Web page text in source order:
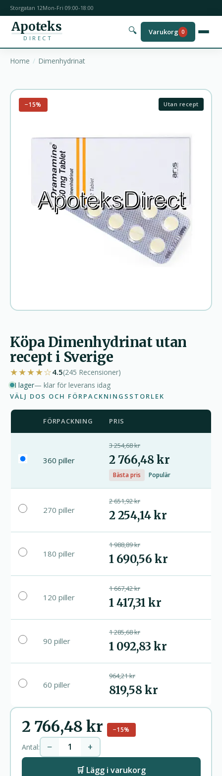
Storgatan 12Mon-Fri 09:00-18:00
Apoteks
DIRECT
🔍 Varukorg 0
Home Dimenhydrinat
−15% Utan recept
Köpa Dimenhydrinat utan
recept i Sverige
★★★★☆4.5(245 Recensioner)
I lager— klar för leverans idag
VÄLJ DOS OCH FÖRPACKNINGSSTORLEK
FÖRPACKNING PRIS
360 piller
3 254,68 kr
2 766,48 kr
Bästa pris Populär
270 piller
2 651,92 kr
2 254,14 kr
180 piller
1 988,89 kr
1 690,56 kr
120 piller
1 667,42 kr
1 417,31 kr
90 piller
1 285,68 kr
1 092,83 kr
60 piller
964,21 kr
819,58 kr
2 766,48 kr −15%
Antal: − +
🛒 Lägg i varukorg